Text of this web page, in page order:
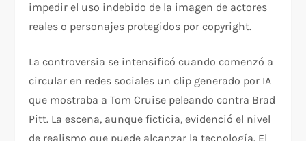
impedir el uso indebido de la imagen de actores
reales o personajes protegidos por copyright.
La controversia se intensificó cuando comenzó a
circular en redes sociales un clip generado por IA
que mostraba a Tom Cruise peleando contra Brad
Pitt. La escena, aunque ficticia, evidenció el nivel
de realismo que puede alcanzar la tecnología. El